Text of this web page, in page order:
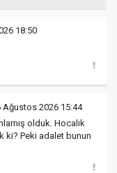
18:50
Ağustos 2026 15:44
olduk. Hocalık
ki? Peki adalet bunun